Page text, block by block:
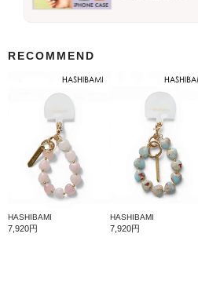
RECOMMEND
HASHIBAMI
7,920円
HASHIBAMI
7,920円